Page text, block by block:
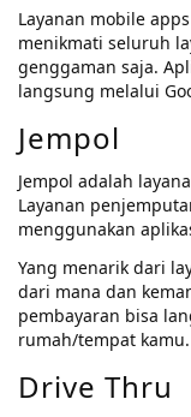
Layanan mobile
menikmati seluruh
genggaman saja.
langsung melalui
Jempol
Jempol adalah
Layanan
menggunakan
Yang menarik dari
dari mana dan
pembayaran bisa
rumah/tempat kamu.
Drive Thru